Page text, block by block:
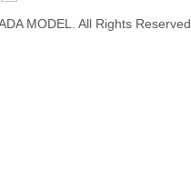
MODEL. All Rights Reserved.